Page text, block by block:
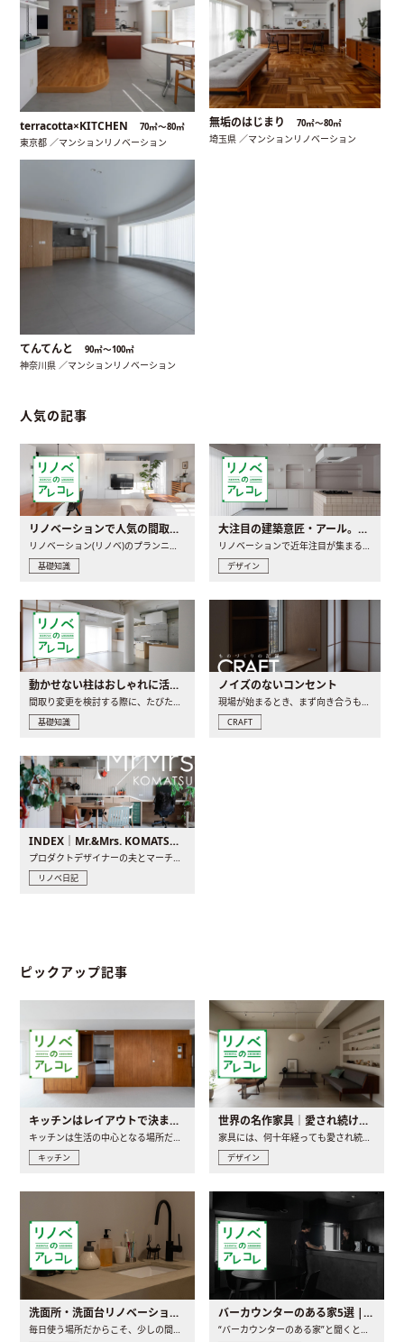
terracotta×KITCHEN 70㎡〜80㎡
東京都 ／マンションリノベーション
無垢のはじまり 70㎡〜80㎡
埼玉県 ／マンションリノベーション
てんてんと 90㎡〜100㎡
神奈川県 ／マンションリノベーション
人気の記事
リノベーションで人気の間取りとは？トレンドの間取りと実例を徹底解説
基礎知識
大注目の建築意匠・アール。人気の理由と空間に取り入れるポイント
デザイン
動かせない柱はおしゃれに活用！柱を魅せるリノベーション(リノベ)4選
基礎知識
ノイズのないコンセント
CRAFT
INDEX｜Mr.&Mrs. KOMATSU renovation diary
リノベ日記
ピックアップ記事
キッチンはレイアウトで決まる。後悔しないための考え方と選び方
キッチンは生活の中心となる場所だからこそ、家の中のどこに置..
キッチン
世界の名作家具｜愛され続ける理由と一生モノとの出会い方
家具には、何十年経っても愛され続ける「名作」と呼ばれるもの..
デザイン
洗面所・洗面台リノベーションの事例と間取りアイデア バーカウンターのある家5選 | 日常に馴染む“距離の近い”キッチンとは